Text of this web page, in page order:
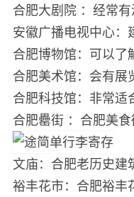
合肥大剧院 ：经常
安徽广播电视中心：
合肥博物馆：可以了
合肥美术馆：会有展
合肥科技馆：非常适
合肥罍街 ：合肥美
文庙：合肥老历史建
裕丰花市：合肥裕丰